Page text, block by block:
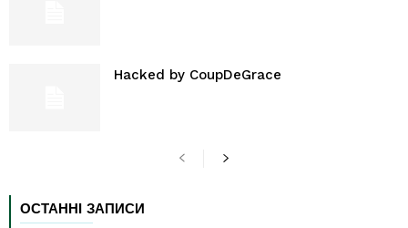
Hacked by CoupDeGrace
ОСТАННІ ЗАПИСИ